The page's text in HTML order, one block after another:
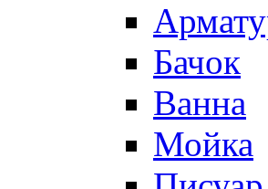
Бачок
Ванна
Мойка